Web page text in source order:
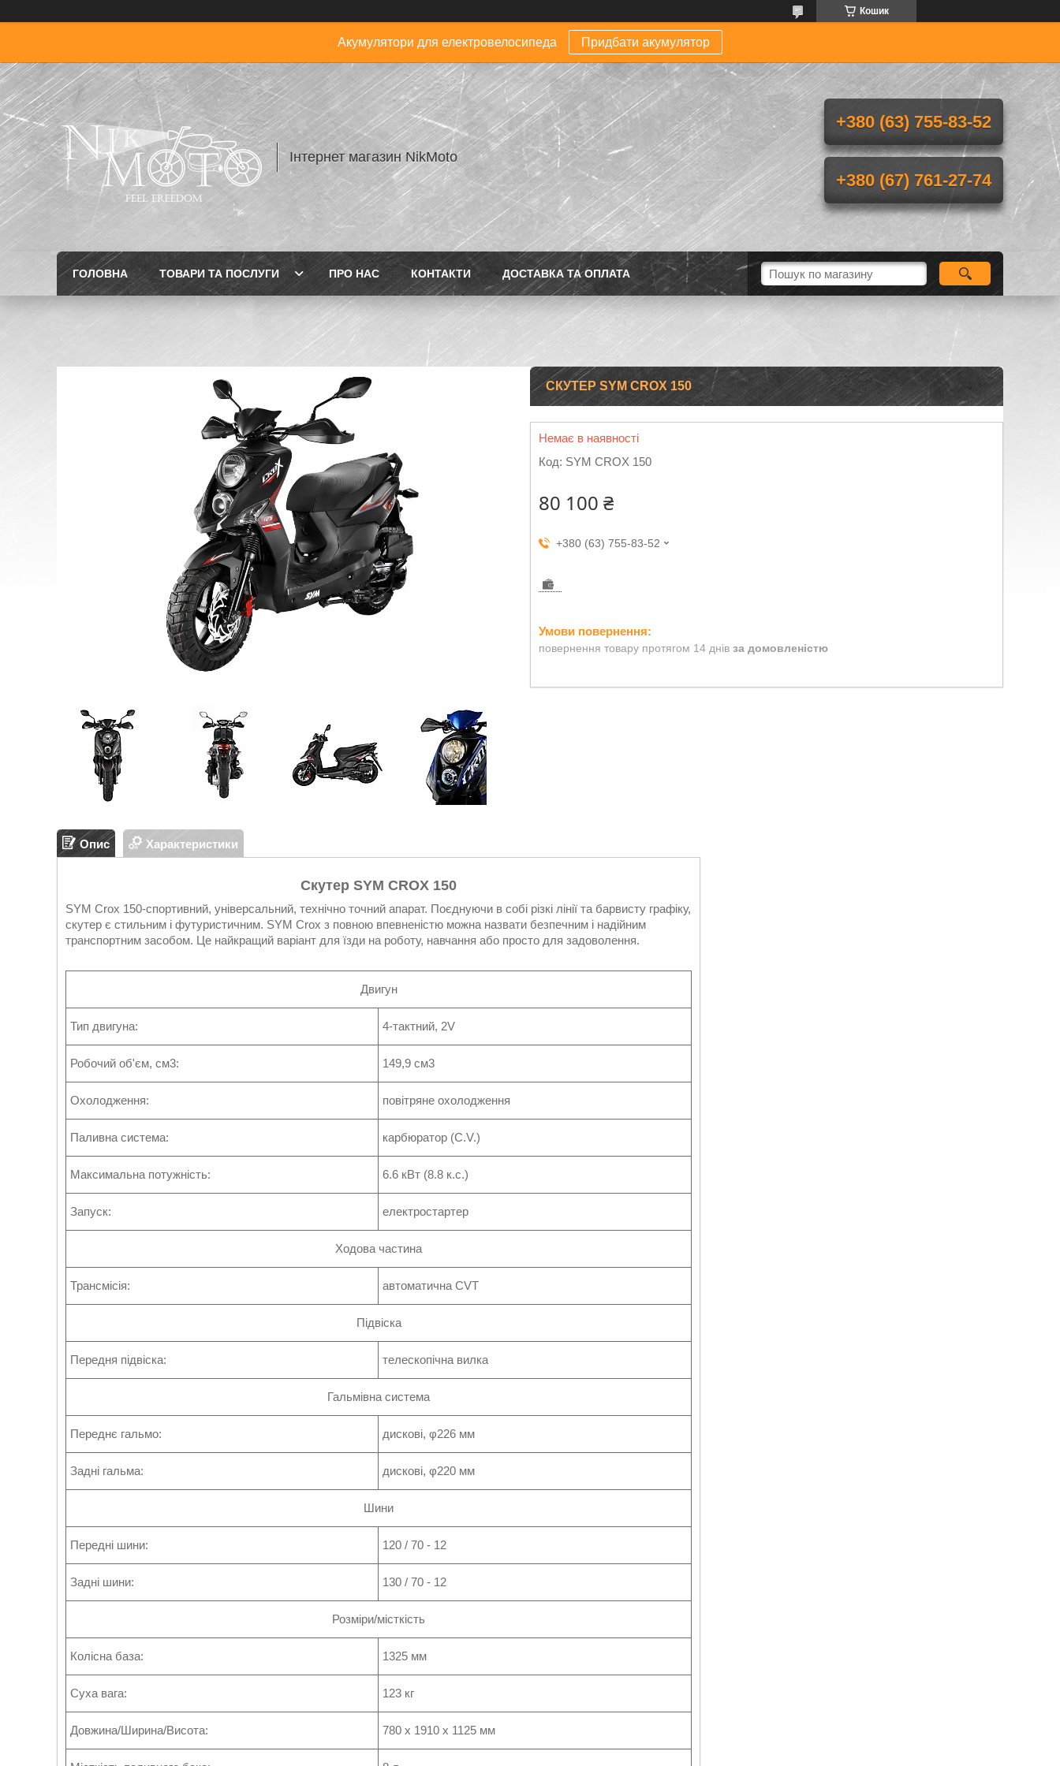
Кошик
Акумулятори для електровелосипеда Придбати акумулятор
Інтернет магазин NikMoto
+380 (63) 755-83-52
+380 (67) 761-27-74
ГОЛОВНА ТОВАРИ ТА ПОСЛУГИ ПРО НАС КОНТАКТИ ДОСТАВКА ТА ОПЛАТА
СКУТЕР SYM CROX 150
Немає в наявності
Код: SYM CROX 150
80 100 ₴
+380 (63) 755-83-52
повернення товару протягом 14 днів за домовленістю
Опис Характеристики
Скутер SYM CROX 150
SYM Crox 150-спортивний, універсальний, технічно точний апарат. Поєднуючи в собі різкі лінії та барвисту графіку,
скутер є стильним і футуристичним. SYM Crox з повною впевненістю можна назвати безпечним і надійним
транспортним засобом. Це найкращий варіант для їзди на роботу, навчання або просто для задоволення.
Двигун
Тип двигуна: 4-тактний, 2V
Робочий об'єм, см3: 149,9 см3
Охолодження: повітряне охолодження
Паливна система: карбюратор (C.V.)
Максимальна потужність: 6.6 кВт (8.8 к.с.)
Запуск: електростартер
Ходова частина
Трансмісія: автоматична CVT
Підвіска
Передня підвіска: телескопічна вилка
Гальмівна система
Переднє гальмо: дискові, φ226 мм
Задні гальма: дискові, φ220 мм
Шини
Передні шини: 120 / 70 - 12
Задні шини: 130 / 70 - 12
Розміри/місткість
Колісна база: 1325 мм
Суха вага: 123 кг
Довжина/Ширина/Висота: 780 х 1910 х 1125 мм